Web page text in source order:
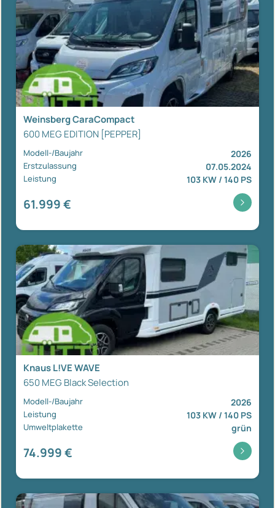
Weinsberg CaraCompact
600 MEG EDITION [PEPPER]
Modell-/Baujahr 2026
Erstzulassung 07.05.2024
Leistung 103 KW / 140 PS
61.999 €
Knaus L!VE WAVE
650 MEG Black Selection
Modell-/Baujahr 2026
Leistung 103 KW / 140 PS
Umweltplakette grün
74.999 €